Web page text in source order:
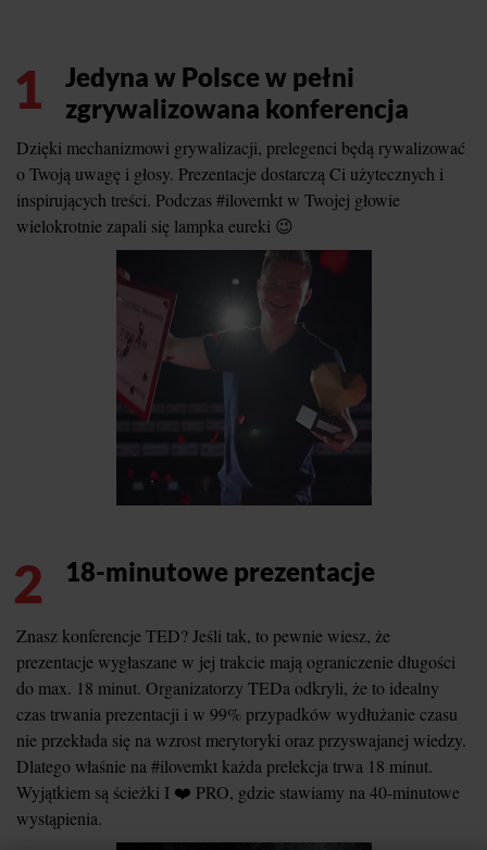
1
Jedyna w Polsce w pełni
zgrywalizowana konferencja
Dzięki mechanizmowi grywalizacji, prelegenci będą rywalizować
o Twoją uwagę i głosy. Prezentacje dostarczą Ci użytecznych i
inspirujących treści. Podczas #ilovemkt w Twojej głowie
wielokrotnie zapali się lampka eureki 😉
2 18-minutowe prezentacje
Znasz konferencje TED? Jeśli tak, to pewnie wiesz, że
prezentacje wygłaszane w jej trakcie mają ograniczenie długości
do max. 18 minut. Organizatorzy TEDa odkryli, że to idealny
czas trwania prezentacji i w 99% przypadków wydłużanie czasu
nie przekłada się na wzrost merytoryki oraz przyswajanej wiedzy.
Dlatego właśnie na #ilovemkt każda prelekcja trwa 18 minut.
Wyjątkiem są ścieżki I ❤️ PRO, gdzie stawiamy na 40-minutowe
wystąpienia.